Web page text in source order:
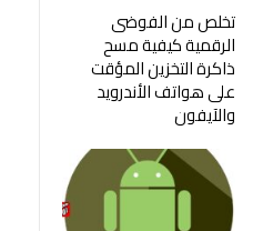
تخلص من الفوضى
الرقمية كيفية مسح
ذاكرة التخزين المؤقت
على هواتف الأندرويد
والآيفون